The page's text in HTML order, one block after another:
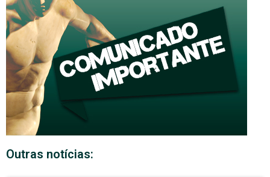
Outras notícias: